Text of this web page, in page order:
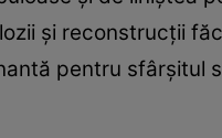
și reconstrucții
pentru sfârșitul